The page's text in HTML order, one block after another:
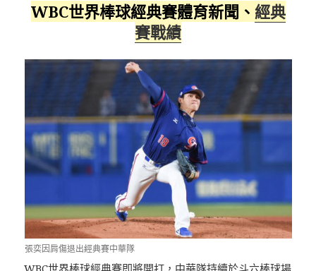
WBC世界棒球經典賽體育新聞、 經典
賽戰績
張奕因肩傷退出經典賽中華隊